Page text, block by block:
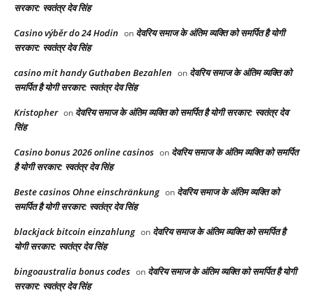
सरकार: स्वतंत्र देव सिंह
Casino výběr do 24 Hodin on देवरिय समाज के अंतिम व्यक्ति को समर्पित है योगी
सरकार: स्वतंत्र देव सिंह
casino mit handy Guthaben Bezahlen on देवरिय समाज के अंतिम व्यक्ति को
समर्पित है योगी सरकार: स्वतंत्र देव सिंह
Kristopher on देवरिय समाज के अंतिम व्यक्ति को समर्पित है योगी सरकार: स्वतंत्र देव
सिंह
Casino bonus 2026 online casinos on देवरिय समाज के अंतिम व्यक्ति को समर्पित
है योगी सरकार: स्वतंत्र देव सिंह
Beste casinos Ohne einschränkung on देवरिय समाज के अंतिम व्यक्ति को
समर्पित है योगी सरकार: स्वतंत्र देव सिंह
blackjack bitcoin einzahlung on देवरिय समाज के अंतिम व्यक्ति को समर्पित है
योगी सरकार: स्वतंत्र देव सिंह
bingoaustralia bonus codes on देवरिय समाज के अंतिम व्यक्ति को समर्पित है योगी
सरकार: स्वतंत्र देव सिंह